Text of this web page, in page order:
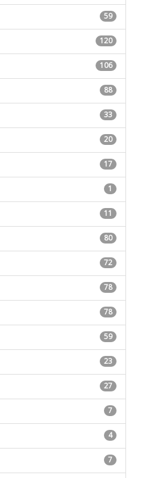
59
120
106
88
33
20
17
1
11
80
72
78
78
59
23
27
7
4
7